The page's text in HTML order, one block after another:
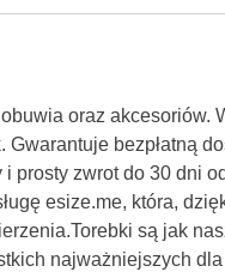
oraz akcesoriów.
bezpłatną
prosty zwrot do 30 dni
esize.me, która,
są jak
najważniejszych